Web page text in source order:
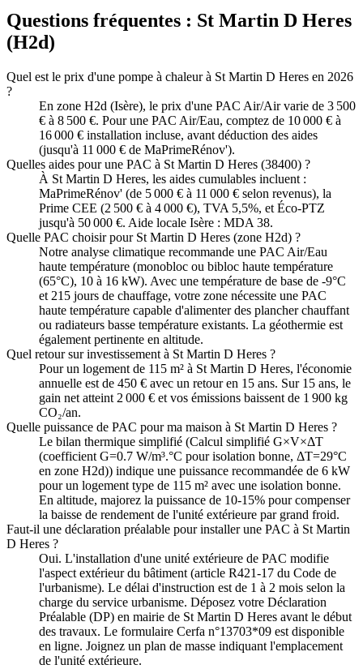
Questions fréquentes : St Martin D Heres
(H2d)
Quel est le prix d'une pompe à chaleur à St Martin D Heres en 2026
?
En zone H2d (Isère), le prix d'une PAC Air/Air varie de 3 500
€ à 8 500 €. Pour une PAC Air/Eau, comptez de 10 000 € à
16 000 € installation incluse, avant déduction des aides
(jusqu'à 11 000 € de MaPrimeRénov').
Quelles aides pour une PAC à St Martin D Heres (38400) ?
À St Martin D Heres, les aides cumulables incluent :
MaPrimeRénov' (de 5 000 € à 11 000 € selon revenus), la
Prime CEE (2 500 € à 4 000 €), TVA 5,5%, et Éco-PTZ
jusqu'à 50 000 €. Aide locale Isère : MDA 38.
Quelle PAC choisir pour St Martin D Heres (zone H2d) ?
Notre analyse climatique recommande une PAC Air/Eau
haute température (monobloc ou bibloc haute température
(65°C), 10 à 16 kW). Avec une température de base de -9°C
et 215 jours de chauffage, votre zone nécessite une PAC
haute température capable d'alimenter des plancher chauffant
ou radiateurs basse température existants. La géothermie est
également pertinente en altitude.
Quel retour sur investissement à St Martin D Heres ?
Pour un logement de 115 m² à St Martin D Heres, l'économie
annuelle est de 450 € avec un retour en 15 ans. Sur 15 ans, le
gain net atteint 2 000 € et vos émissions baissent de 1 900 kg
CO₂/an.
Quelle puissance de PAC pour ma maison à St Martin D Heres ?
Le bilan thermique simplifié (Calcul simplifié G×V×ΔT
(coefficient G=0.7 W/m³.°C pour isolation bonne, ΔT=29°C
en zone H2d)) indique une puissance recommandée de 6 kW
pour un logement type de 115 m² avec une isolation bonne.
En altitude, majorez la puissance de 10-15% pour compenser
la baisse de rendement de l'unité extérieure par grand froid.
Faut-il une déclaration préalable pour installer une PAC à St Martin
D Heres ?
Oui. L'installation d'une unité extérieure de PAC modifie
l'aspect extérieur du bâtiment (article R421-17 du Code de
l'urbanisme). Le délai d'instruction est de 1 à 2 mois selon la
charge du service urbanisme. Déposez votre Déclaration
Préalable (DP) en mairie de St Martin D Heres avant le début
des travaux. Le formulaire Cerfa n°13703*09 est disponible
en ligne. Joignez un plan de masse indiquant l'emplacement
de l'unité extérieure.